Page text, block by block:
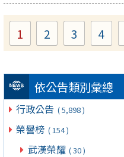
依公告類別彙總
行政公告 ( 5,898 )
榮譽榜 ( 154 )
武漢榮耀 ( 30 )
Page
1 Page
2 Page
3 4